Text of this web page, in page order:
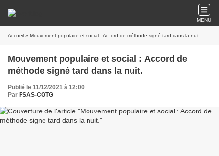
MENU
Accueil » Mouvement populaire et social : Accord de méthode signé tard dans la nuit.
Mouvement populaire et social : Accord de
méthode signé tard dans la nuit.
Publié le 11/12/2021 à 12:00
Par FSAS-CGTG